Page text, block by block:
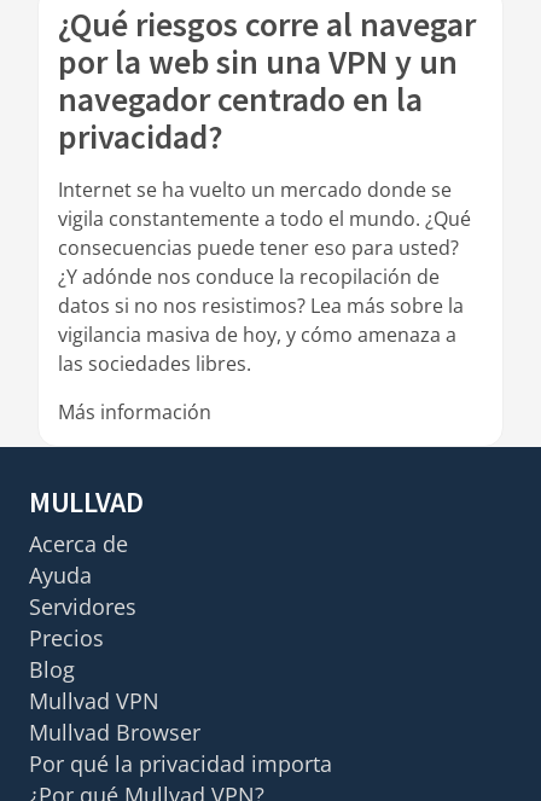
¿Qué riesgos corre al navegar
por la web sin una VPN y un
navegador centrado en la
privacidad?
Internet se ha vuelto un mercado donde se
vigila constantemente a todo el mundo. ¿Qué
consecuencias puede tener eso para usted?
¿Y adónde nos conduce la recopilación de
datos si no nos resistimos? Lea más sobre la
vigilancia masiva de hoy, y cómo amenaza a
las sociedades libres.
Más información
MULLVAD
Acerca de
Ayuda
Servidores
Precios
Blog
Mullvad VPN
Mullvad Browser
Por qué la privacidad importa
¿Por qué Mullvad VPN?